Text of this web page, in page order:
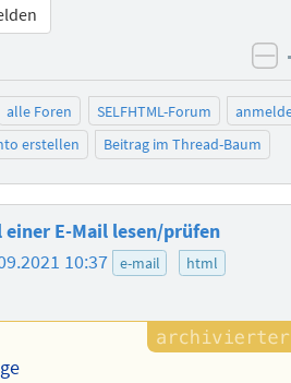
alle Foren SELFHTML-Forum
erstellen
Beitrag im Thread-Baum
einer E-Mail lesen/prüfen
10:37 e-mail html